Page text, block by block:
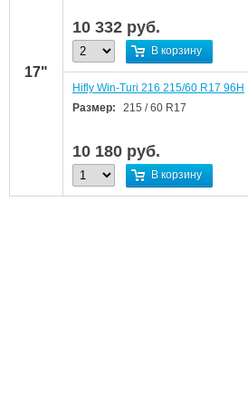
17"
10 332 руб.
В корзину
Hifly Win-Turi 216 215/60 R17 96H
Размер:
215 / 60 R17
10 180 руб.
В корзину